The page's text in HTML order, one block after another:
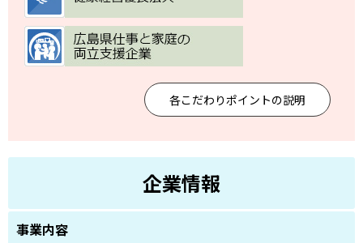
各こだわりポイントの説明
企業情報
事業内容